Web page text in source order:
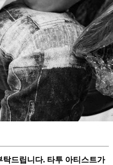
드립니다. 타투 아티스트가